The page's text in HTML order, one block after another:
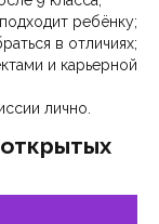
ребёнку;
в отличиях;
и карьерной
лично.